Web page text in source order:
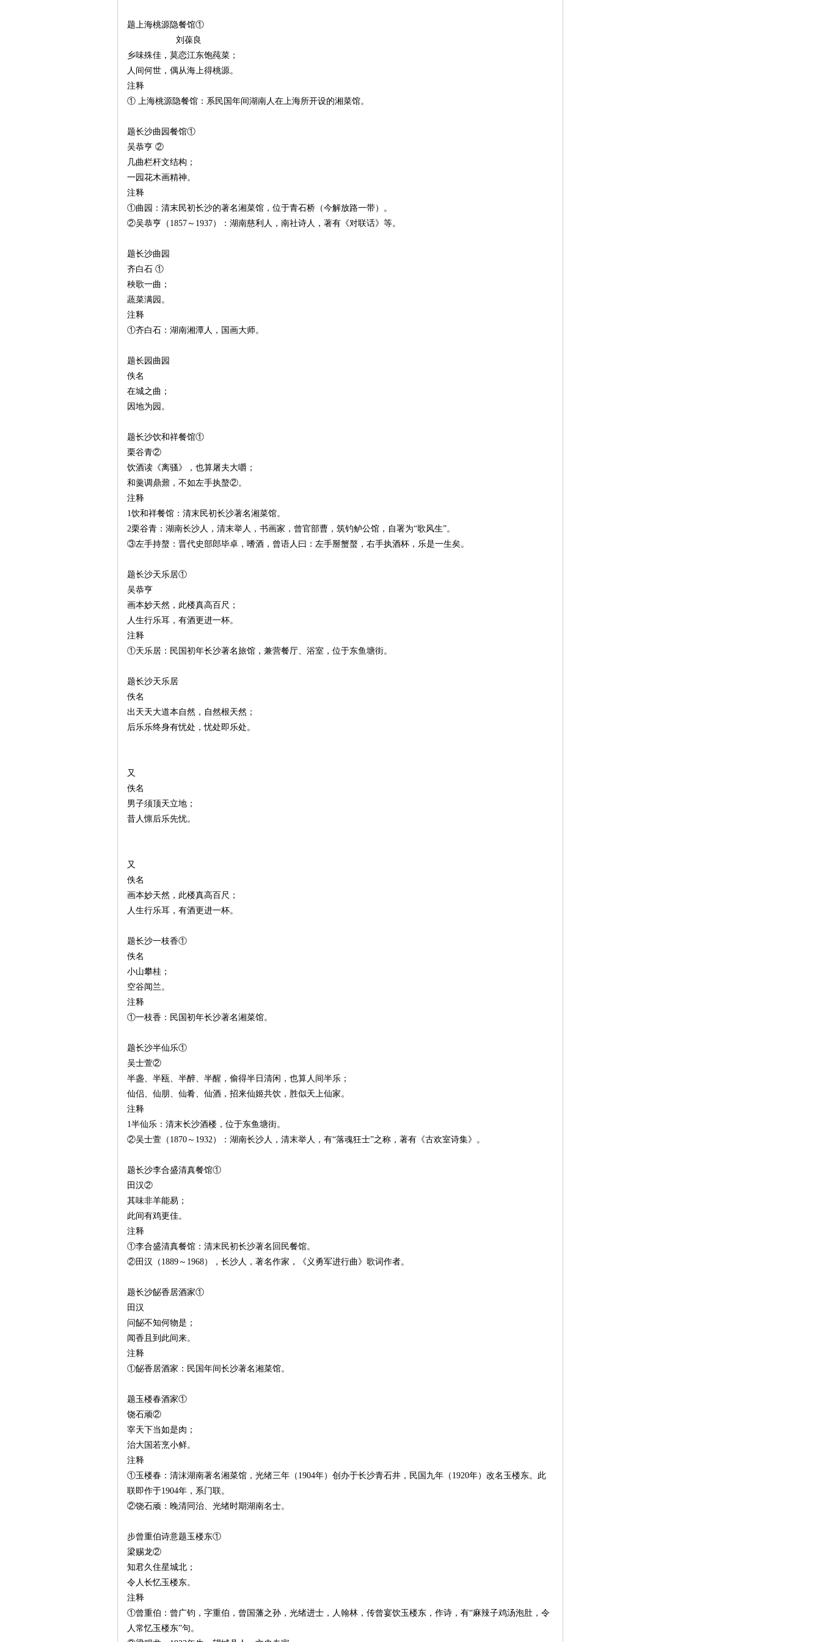
题上海桃源隐餐馆①
刘葆良
乡味殊佳，莫恋江东饱莼菜；
人间何世，偶从海上得桃源。
注释
① 上海桃源隐餐馆：系民国年间湖南人在上海所开设的湘菜馆。
题长沙曲园餐馆①
吴恭亨 ②
几曲栏杆文结构；
一园花木画精神。
注释
①曲园：清末民初长沙的著名湘菜馆，位于青石桥（今解放路一带）。
②吴恭亨（1857～1937）：湖南慈利人，南社诗人，著有《对联话》等。
题长沙曲园
齐白石 ①
秧歌一曲；
蔬菜满园。
注释
①齐白石：湖南湘潭人，国画大师。
题长园曲园
佚名
在城之曲；
因地为园。
题长沙饮和祥餐馆①
栗谷青②
饮酒读《离骚》，也算屠夫大嚼；
和羹调鼎鼐，不如左手执螯②。
注释
1饮和祥餐馆：清末民初长沙著名湘菜馆。
2栗谷青：湖南长沙人，清末举人，书画家，曾官部曹，筑钓鲈公馆，自署为“歌风生”。
③左手持螯：晋代史部郎毕卓，嗜酒，曾语人曰：左手掰蟹螯，右手执酒杯，乐是一生矣。
题长沙天乐居①
吴恭亨
画本妙天然，此楼真高百尺；
人生行乐耳，有酒更进一杯。
注释
①天乐居：民国初年长沙著名旅馆，兼营餐厅、浴室，位于东鱼塘街。
题长沙天乐居
佚名
出天天大道本自然，自然根天然；
后乐乐终身有忧处，忧处即乐处。
又
佚名
男子须顶天立地；
昔人懔后乐先忧。
又
佚名
画本妙天然，此楼真高百尺；
人生行乐耳，有酒更进一杯。
题长沙一枝香①
佚名
小山攀桂；
空谷闻兰。
注释
①一枝香：民国初年长沙著名湘菜馆。
题长沙半仙乐①
吴士萱②
半盏、半瓯、半醉、半醒，偷得半日清闲，也算人间半乐；
仙侣、仙朋、仙肴、仙酒，招来仙姬共饮，胜似天上仙家。
注释
1半仙乐：清末长沙酒楼，位于东鱼塘街。
②吴士萱（1870～1932）：湖南长沙人，清末举人，有“落魂狂士”之称，著有《古欢室诗集》。
题长沙李合盛清真餐馆①
田汉②
其味非羊能易；
此间有鸡更佳。
注释
①李合盛清真餐馆：清末民初长沙著名回民餐馆。
②田汉（1889～1968），长沙人，著名作家，《义勇军进行曲》歌词作者。
题长沙飶香居酒家①
田汉
问飶不知何物是；
闻香且到此间来。
注释
①飶香居酒家：民国年间长沙著名湘菜馆。
题玉楼春酒家①
饶石顽②
宰天下当如是肉；
治大国若烹小鲜。
注释
①玉楼春：清沫湖南著名湘菜馆，光绪三年（1904年）创办于长沙青石井，民国九年（1920年）改名玉楼东。此
联即作于1904年，系门联。
②饶石顽：晚清同治、光绪时期湖南名士。
步曾重伯诗意题玉楼东①
梁赐龙②
知君久住星城北；
令人长忆玉楼东。
注释
①曾重伯：曾广钧，字重伯，曾国藩之孙，光绪进士，人翰林，传曾宴饮玉楼东，作诗，有“麻辣子鸡汤泡肚，令
人常忆玉楼东”句。